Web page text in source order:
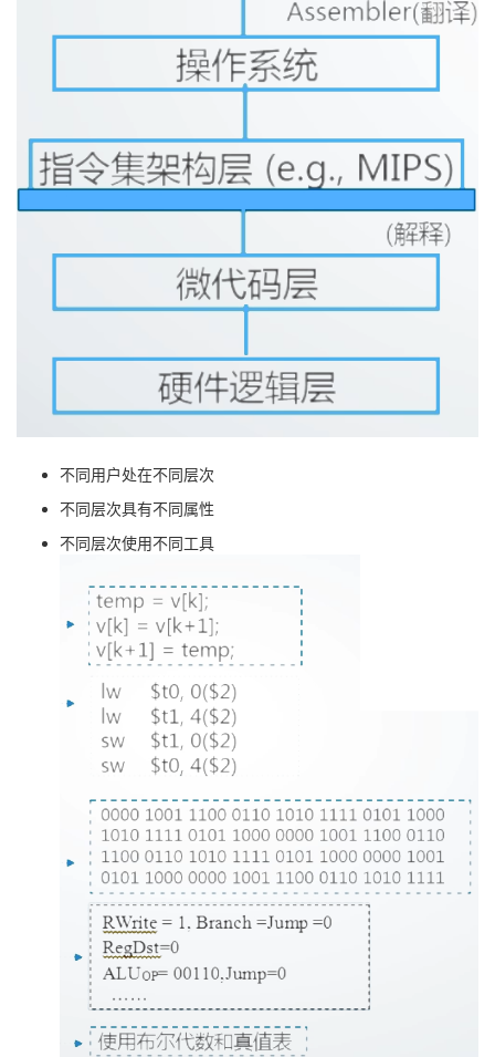
不同用户处在不同层次
不同层次具有不同属性
不同层次使用不同工具